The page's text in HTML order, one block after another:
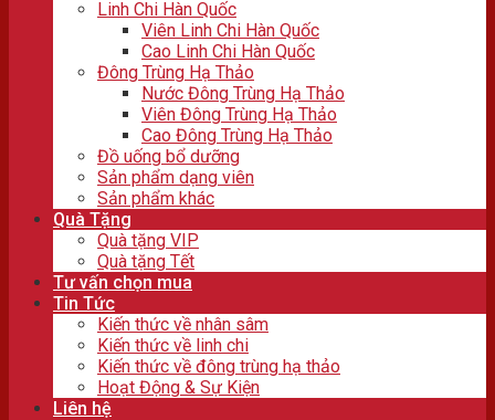
Linh Chi Hàn Quốc
Viên Linh Chi Hàn Quốc
Cao Linh Chi Hàn Quốc
Đông Trùng Hạ Thảo
Nước Đông Trùng Hạ Thảo
Viên Đông Trùng Hạ Thảo
Cao Đông Trùng Hạ Thảo
Đồ uống bổ dưỡng
Sản phẩm dạng viên
Sản phẩm khác
Quà Tặng
Quà tặng VIP
Quà tặng Tết
Tư vấn chọn mua
Tin Tức
Kiến thức về nhân sâm
Kiến thức về linh chi
Kiến thức về đông trùng hạ thảo
Hoạt Động & Sự Kiện
Liên hệ